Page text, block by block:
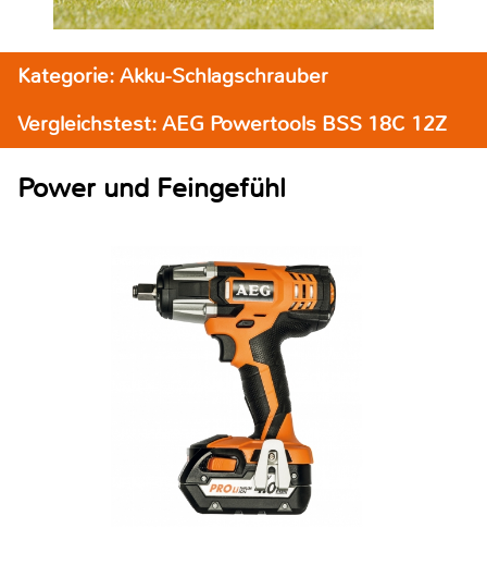
Kategorie: Akku-Schlagschrauber
Vergleichstest: AEG Powertools BSS 18C 12Z
Power und Feingefühl